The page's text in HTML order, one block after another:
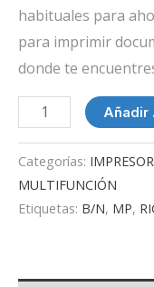
habituales para
para imprimir
donde te
Añadir
Categorías:
MULTIFUNCIÓN
Etiquetas: B/N, MP,